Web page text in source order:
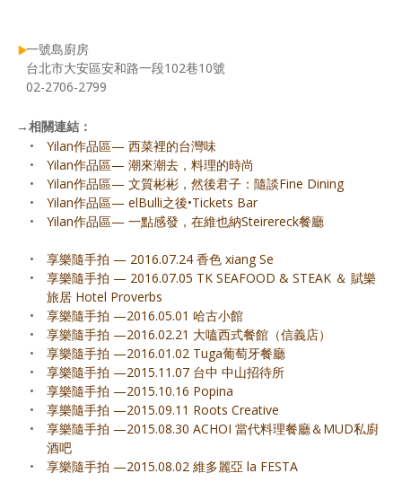
一號島廚房
台北市大安區安和路一段102巷10號
02-2706-2799
→相關連結：
•
Yilan作品區— 西菜裡的台灣味
•
Yilan作品區— 潮來潮去，料理的時尚
•
Yilan作品區— 文質彬彬，然後君子：隨談Fine Dining
•
Yilan作品區— elBulli之後•Tickets Bar
•
Yilan作品區— 一點感發，在維也納Steirereck餐廳
•
享樂隨手拍 — 2016.07.24 香色 xiang Se
•
享樂隨手拍 — 2016.07.05 TK SEAFOOD & STEAK ＆ 賦樂
旅居 Hotel Proverbs
•
享樂隨手拍 —2016.05.01 哈古小館
•
享樂隨手拍 —2016.02.21 大嗑西式餐館（信義店）
•
享樂隨手拍 —2016.01.02 Tuga葡萄牙餐廳
•
享樂隨手拍 —2015.11.07 台中 中山招待所
•
享樂隨手拍 —2015.10.16 Popina
•
享樂隨手拍 —2015.09.11 Roots Creative
•
享樂隨手拍 —2015.08.30 ACHOI 當代料理餐廳＆MUD私廚
酒吧
•
享樂隨手拍 —2015.08.02 維多麗亞 la FESTA